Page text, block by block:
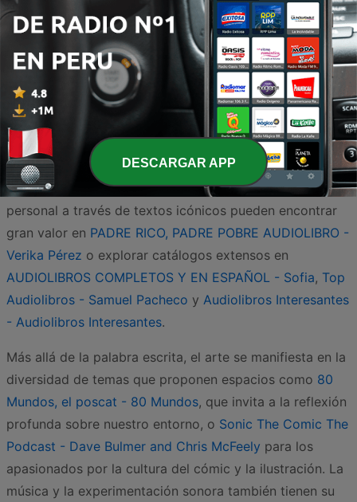
Producciones como
Mi Novela Favorita - EStefani
Romeroresuenan especialmente en el público peruano
al revivir historias que han marcado generaciones con
una calidad interpretativa excepcional. Para quienes
prefieren un formato de síntesis literaria dinámica,Un
Libro Una Hora - SER Podcast
brinda la oportunidad de
conocer grandes títulos en un tiempo reducido, perfecto
para el ritmo de la vida moderna. Asimismo, los oyentes
interesados en el aprendizaje continuo y el desarrollo
personal a través de textos icónicos pueden encontrar
gran valor en PADRE RICO, PADRE POBRE AUDIOLIBRO -
Verika Pérez o explorar catálogos extensos en
AUDIOLIBROS COMPLETOS Y EN ESPAÑOL - Sofia, Top
Audiolibros - Samuel Pacheco y Audiolibros Interesantes
- Audiolibros Interesantes.
Más allá de la palabra escrita, el arte se manifiesta en la
diversidad de temas que proponen espacios como 80
Mundos, el poscat - 80 Mundos, que invita a la reflexión
profunda sobre nuestro entorno, o Sonic The Comic The
Podcast - Dave Bulmer and Chris McFeely para los
apasionados por la cultura del cómic y la ilustración. La
música y la experimentación sonora también tienen su
DESCARGAR APP